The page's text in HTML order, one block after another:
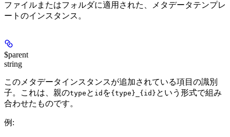
ファイルまたはフォルダに適用された、メタデータテンプレ
ートのインスタンス。
$parent
string
このメタデータインスタンスが追加されている項目の識別
子。これは、親のtype と id を{type}_{id} という形式で組み
合わせたものです。
例 :